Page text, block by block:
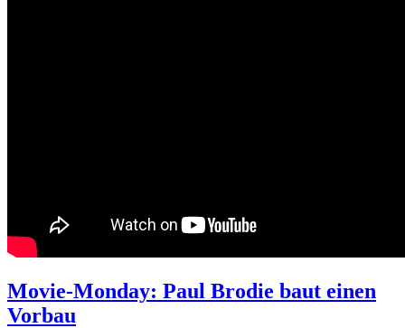
Movie-Monday: Paul Brodie baut einen
Vorbau